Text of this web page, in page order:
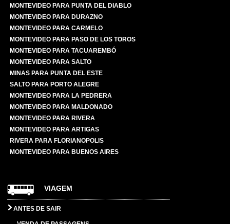
MONTEVIDEO PARA PUNTA DEL DIABLO
MONTEVIDEO PARA DURAZNO
MONTEVIDEO PARA CARMELO
MONTEVIDEO PARA PASO DE LOS TOROS
MONTEVIDEO PARA TACUAREMBÓ
MONTEVIDEO PARA SALTO
MINAS PARA PUNTA DEL ESTE
SALTO PARA PORTO ALEGRE
MONTEVIDEO PARA LA PEDRERA
MONTEVIDEO PARA MALDONADO
MONTEVIDEO PARA RIVERA
MONTEVIDEO PARA ARTIGAS
RIVERA PARA FLORIANOPOLIS
MONTEVIDEO PARA BUENOS AIRES
VIAGEM
ANTES DE SAIR